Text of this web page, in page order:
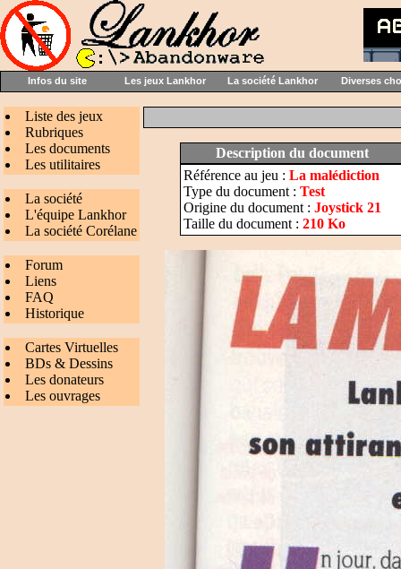
Infos du site Les jeux Lankhor La société Lankhor Diverses
Liste des jeux
Rubriques
Les documents
Les utilitaires
La société
L'équipe Lankhor
La société Corélane
Forum
Liens
FAQ
Historique
Cartes Virtuelles
BDs & Dessins
Les donateurs
Les ouvrages
Description du document
Référence au jeu : La malédiction
Type du document : Test
Origine du document : Joystick 21
Taille du document : 210 Ko